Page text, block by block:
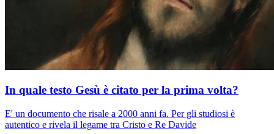
In quale testo Gesù è citato per la prima volta?
E' un documento che risale a 2000 anni fa. Per gli studiosi è
autentico e rivela il legame tra Cristo e Re Davide